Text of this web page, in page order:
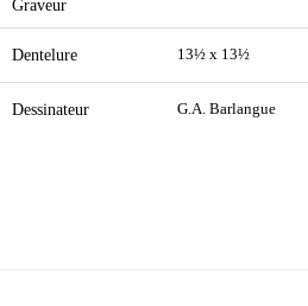
Graveur
Dentelure 13½ x 13½
Dessinateur G.A. Barlangue